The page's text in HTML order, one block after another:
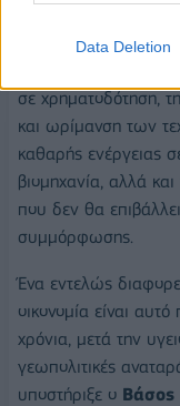
Data Deletion
πλαίσιο, ως θέματα
σε χρηματοδότηση,
και ωρίμανση των
καθαρής ενέργειας
βιομηχανία, αλλά
που δεν θα
συμμόρφωσης.
Ένα εντελώς
οικονομία είναι
χρόνια, μετά την
γεωπολιτικές
υποστήριξε ο Βάσος